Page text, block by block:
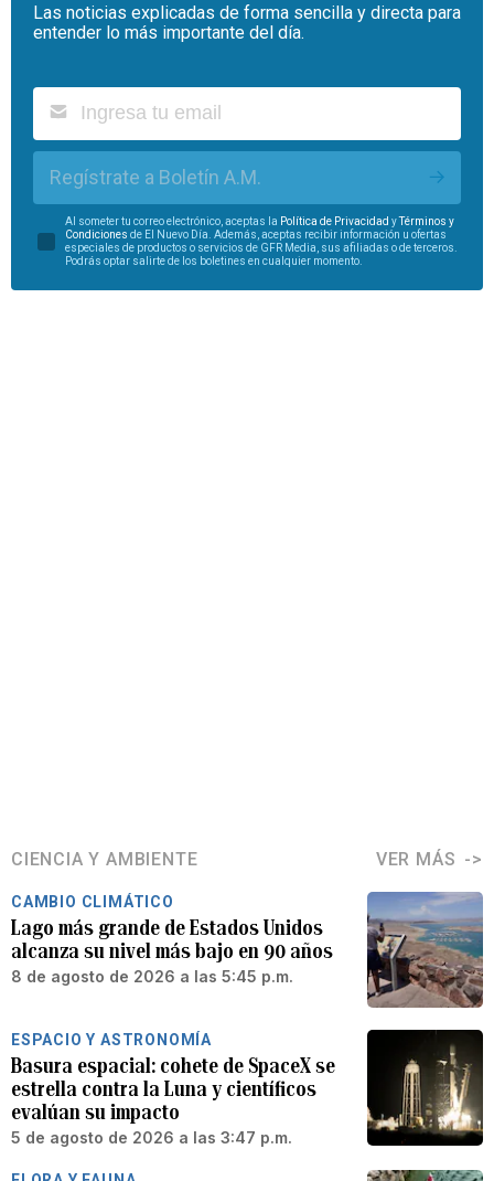
Las noticias explicadas de forma sencilla y directa para
entender lo más importante del día.
Regístrate a Boletín A.M.
Al someter tu correo electrónico, aceptas la Política de Privacidad yTérminos y
Condiciones de El Nuevo Día. Además, aceptas recibir información u ofertas
especiales de productos o servicios de GFR Media, sus afiliadas o de terceros.
Podrás optar salirte de los boletines en cualquier momento.
CIENCIA Y AMBIENTE VER MÁS
CAMBIO CLIMÁTICO
Lago más grande de Estados Unidos
alcanza su nivel más bajo en 90 años
8 de agosto de 2026 a las 5:45 p.m.
ESPACIO Y ASTRONOMÍA
Basura espacial: cohete de SpaceX se
estrella contra la Luna y científicos
evalúan su impacto
5 de agosto de 2026 a las 3:47 p.m.